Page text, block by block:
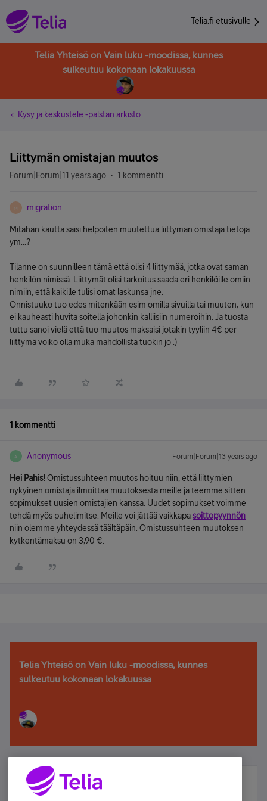
Telia.fi etusivulle
Telia Yhteisö on Vain luku -moodissa, kunnes
sulkeutuu kokonaan lokakuussa
Kysy ja keskustele -palstan arkisto
Liittymän omistajan muutos
Forum|Forum|11 years ago 1 kommentti
M migration
Mitähän kautta saisi helpoiten muutettua liittymän omistaja tietoja
ym...?
Tilanne on suunnilleen tämä että olisi 4 liittymää, jotka ovat saman
henkilön nimissä. Liittymät olisi tarkoitus saada eri henkilöille omiin
nimiin, että kaikille tulisi omat laskunsa jne.
Onnistuuko tuo edes mitenkään esim omilla sivuilla tai muuten, kun
ei kauheasti huvita soitella johonkin kalliisiin numeroihin. Ja tuosta
tuttu sanoi vielä että tuo muutos maksaisi jotakin tyyliin 4€ per
liittymä voiko olla muka mahdollista tuokin jo :)
1 kommentti
A Anonymous Forum|Forum|13 years ago
Hei Pahis!Omistussuhteen muutos hoituu niin, että liittymien
nykyinen omistaja ilmoittaa muutoksesta meille ja teemme sitten
sopimukset uusien omistajien kanssa. Uudet sopimukset voimme
tehdä myös puhelimitse. Meille voi jättää vaikkapasoittopyynnön
niin olemme yhteydessä täältäpäin. Omistussuhteen muutoksen
kytkentämaksu on 3,90 €.
Telia Yhteisö on Vain luku -moodissa, kunnes
sulkeutuu kokonaan lokakuussa
Älä jää paitsi – osallistu ja voita!